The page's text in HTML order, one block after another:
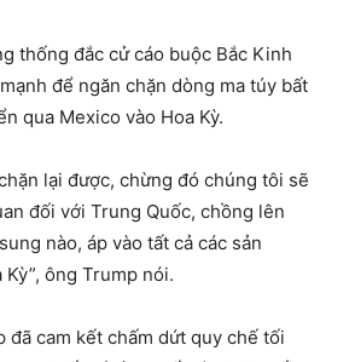
thống đắc cử cáo buộc Bắc Kinh
để ngăn chặn dòng ma túy bất
qua Mexico vào Hoa Kỳ.
lại được, chừng đó chúng tôi sẽ
đối với Trung Quốc, chồng lên
nào, áp vào tất cả các sản
ông Trump nói.
đã cam kết chấm dứt quy chế tối